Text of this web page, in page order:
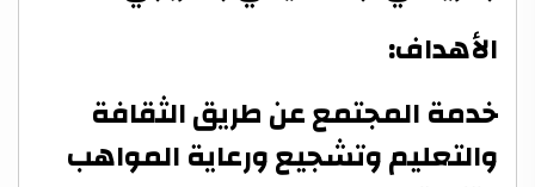
الأهداف:
خدمة المجتمع عن طريق الثقافة
والتعليم وتشجيع ورعاية المواهب